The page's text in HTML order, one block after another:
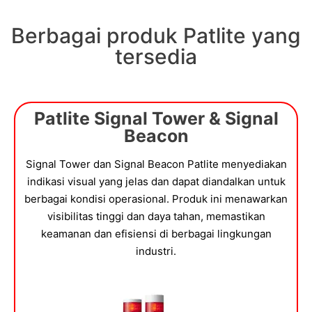
Berbagai produk Patlite yang
tersedia
Patlite Signal Tower & Signal
Beacon
Signal Tower dan Signal Beacon Patlite menyediakan
indikasi visual yang jelas dan dapat diandalkan untuk
berbagai kondisi operasional. Produk ini menawarkan
visibilitas tinggi dan daya tahan, memastikan
keamanan dan efisiensi di berbagai lingkungan
industri.